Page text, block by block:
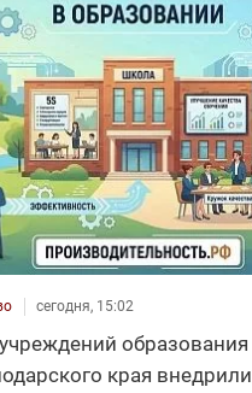
сегодня, 15:02
образования
края внедрили